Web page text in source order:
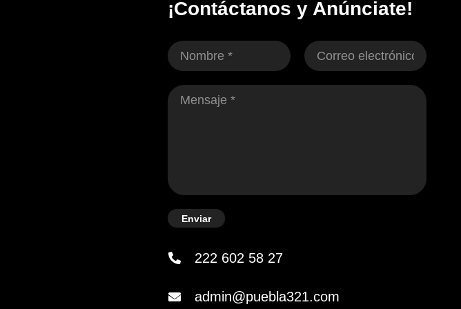
¡Contáctanos y Anúnciate!
Enviar
222 602 58 27
admin@puebla321.com